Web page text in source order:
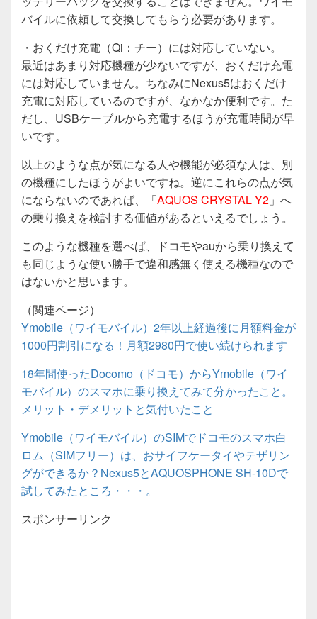
バイルに依頼して交換してもらう必要があります。
・おくだけ充電（Qi：チー）には対応していない。
最近はあまり対応機種が少ないですが、おくだけ充電
には対応していません。ちなみにNexus5はおくだけ
充電に対応しているのですが、なかなか便利です。た
だし、USBケーブルから充電するほうが充電時間が早
いです。
以上のような点が気になる人や機能が必須な人は、別
の機種にしたほうがよいですね。逆にこれらの点が気
にならないのであれば、「AQUOS CRYSTAL Y2 」へ
の乗り換えを検討する価値があるといえるでしょう。
このような機種を選べば、ドコモやauから乗り換えて
も同じような使い勝手で違和感無く使える機種なので
はないかと思います。
（関連ページ）
Ymobile（ワイモバイル）2年以上経過後に月額料金が
1000円割引になる！月額2980円で使い続けられます
18年間使ったDocomo（ドコモ）からYmobile（ワイ
モバイル）のスマホに乗り換えてみて分かったこと。
メリット・デメリットと気付いたこと
Ymobile（ワイモバイル）のSIMでドコモのスマホ白
ロム（SIMフリー）は、おサイフケータイやテザリン
グができるか？Nexus5とAQUOSPHONE SH-10Dで
試してみたところ・・・。
スポンサーリンク